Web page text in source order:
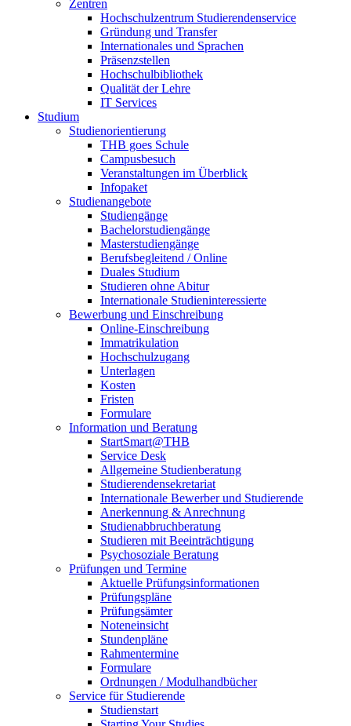
Zentren
Hochschulzentrum Studierendenservice
Gründung und Transfer
Internationales und Sprachen
Präsenzstellen
Hochschulbibliothek
Qualität der Lehre
IT Services
Studium
Studienorientierung
THB goes Schule
Campusbesuch
Veranstaltungen im Überblick
Infopaket
Studienangebote
Studiengänge
Bachelorstudiengänge
Masterstudiengänge
Berufsbegleitend / Online
Duales Studium
Studieren ohne Abitur
Internationale Studieninteressierte
Bewerbung und Einschreibung
Online-Einschreibung
Immatrikulation
Hochschulzugang
Unterlagen
Kosten
Fristen
Formulare
Information und Beratung
StartSmart@THB
Service Desk
Allgemeine Studienberatung
Studierendensekretariat
Internationale Bewerber und Studierende
Anerkennung & Anrechnung
Studienabbruchberatung
Studieren mit Beeinträchtigung
Psychosoziale Beratung
Prüfungen und Termine
Aktuelle Prüfungsinformationen
Prüfungspläne
Prüfungsämter
Noteneinsicht
Stundenpläne
Rahmentermine
Formulare
Ordnungen / Modulhandbücher
Service für Studierende
Studienstart